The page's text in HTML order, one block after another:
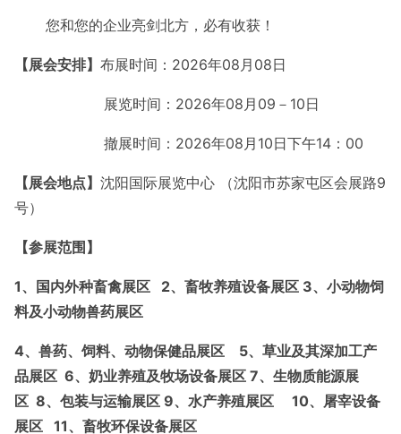
您和您的企业亮剑北方，必有收获！
【展会安排】 布展时间：2026年08月08日
展览时间：2026年08月09－10日
撤展时间：2026年08月10日下午14：00
【展会地点】 沈阳国际展览中心 （沈阳市苏家屯区会展路9
号）
【参展范围】
1、国内外种畜禽展区 2、畜牧养殖设备展区 3、小动物饲
料及小动物兽药展区
4、兽药、饲料、动物保健品展区 5、草业及其深加工产
品展区 6、奶业养殖及牧场设备展区 7、生物质能源展
区 8、包装与运输展区 9、水产养殖展区 10、屠宰设备
展区 11、畜牧环保设备展区